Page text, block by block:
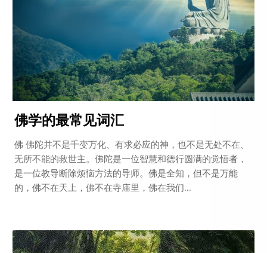
佛学的最常见词汇
佛 佛陀并不是千变万化、有求必应的神，也不是无处不在、
无所不能的救世主。佛陀是一位智慧和德行圆满的觉悟者，
是一位教导断除烦恼方法的导师。佛是全知，但不是万能
的，佛不在天上，佛不在寺庙里，佛在我们...